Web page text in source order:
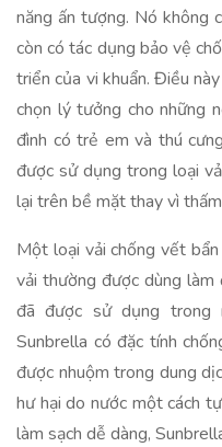
năng ấn tượng. Nó không
còn có tác dụng bảo vệ
triển của vi khuẩn. Điều
chọn lý tưởng cho những
đình có trẻ em và thú
được sử dụng trong loại
lại trên bề mặt thay vì
Một loại vải chống vết
vải thường được dùng
đã được sử dụng trong
Sunbrella có đặc tính
được nhuộm trong dung
hư hại do nước một cách
làm sạch dễ dàng,